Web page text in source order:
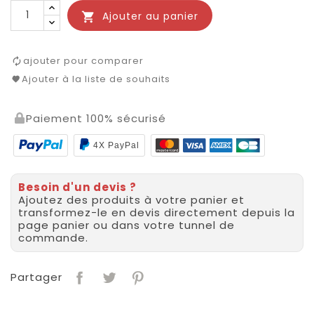
 Ajouter au panier
ajouter pour comparer
Ajouter à la liste de souhaits
Paiement 100% sécurisé
4X PayPal
Besoin d'un devis ?
Ajoutez des produits à votre panier et
transformez-le en devis directement depuis la
page panier ou dans votre tunnel de
commande.
Partager